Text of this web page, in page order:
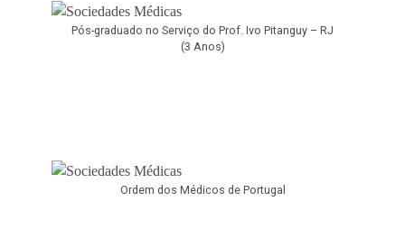
Pós-graduado no Serviço do Prof. Ivo Pitanguy – RJ
(3 Anos)
Ordem dos Médicos de Portugal